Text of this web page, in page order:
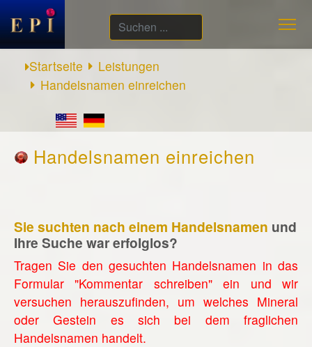
Suchen
...
Startseite
Leistungen
Handelsnamen einreichen
Handelsnamen einreichen
Sie suchten nach einem Handelsnamen und
Ihre Suche war erfolglos?
Tragen Sie den gesuchten Handelsnamen in das
Formular "Kommentar schreiben" ein und wir
versuchen herauszufinden, um welches Mineral
oder Gestein es sich bei dem fraglichen
Handelsnamen handelt.